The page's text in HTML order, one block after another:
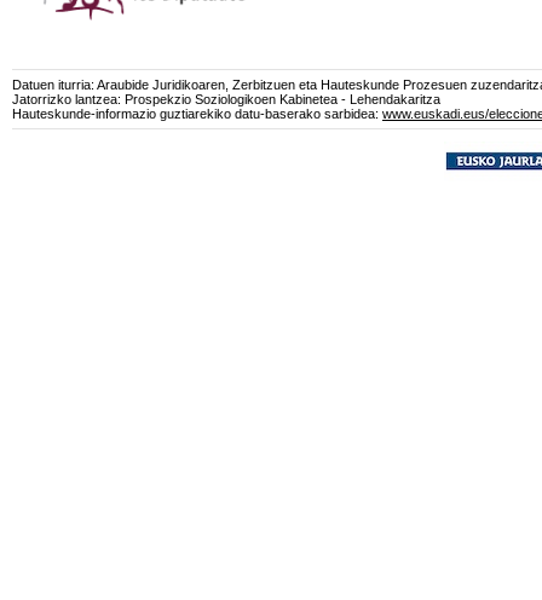
Datuen iturria: Araubide Juridikoaren, Zerbitzuen eta Hauteskunde Prozesuen
Jatorrizko lantzea: Prospekzio Soziologikoen Kabinetea - Lehendakaritza
Hauteskunde-informazio guztiarekiko datu-baserako sarbidea: www.euskadi.eus/